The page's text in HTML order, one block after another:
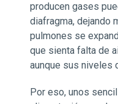
producen gases
diafragma, dejando
pulmones se
que sienta falta de
aunque sus niveles
Por eso, unos